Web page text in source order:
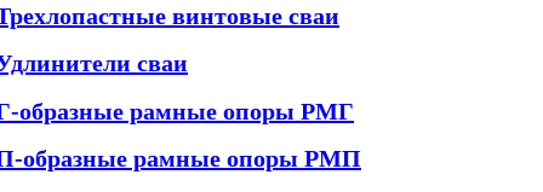
винтовые сваи
сваи
образные рамные опоры РМГ
образные рамные опоры РМП